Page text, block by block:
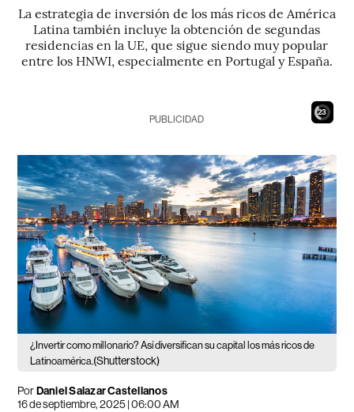
La estrategia de inversión de los más ricos de América
Latina también incluye la obtención de segundas
residencias en la UE, que sigue siendo muy popular
entre los HNWI, especialmente en Portugal y España.
21
PUBLICIDAD
¿Invertir como millonario? Así diversifican su capital los más ricos de
Latinoamérica.(Shutterstock)
PorDaniel Salazar Castellanos
16 de septiembre, 2025 | 06:00 AM